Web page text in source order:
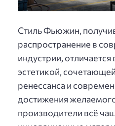
Стиль Фьюжин,
распространение в
индустрии,
эстетикой,
ренессанса и
достижения
производители всё